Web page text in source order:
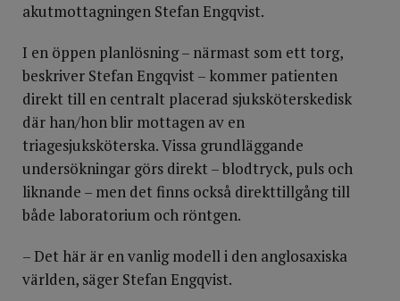
akutmottagningen Stefan Engqvist.
I en öppen planlösning – närmast som ett torg,
beskriver Stefan Engqvist – kommer patienten
direkt till en centralt placerad sjuksköterskedisk
där han/hon blir mottagen av en
triagesjuksköterska. Vissa grundläggande
undersökningar görs direkt – blodtryck, puls och
liknande – men det finns också direkttillgång till
både laboratorium och röntgen.
– Det här är en vanlig modell i den anglosaxiska
världen, säger Stefan Engqvist.